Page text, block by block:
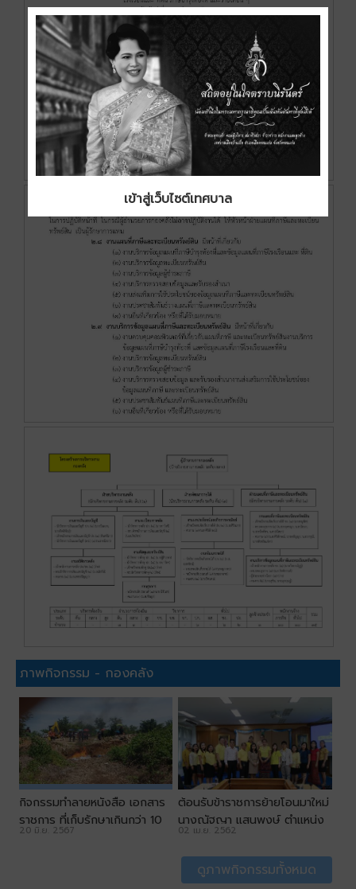
ภาพกิจกรรม - กองคลัง
กิจกรรมทำลายหนังสือ เอกสาร
ราชการ ที่เก็บรักษาเกินกว่า 10
ปี
20 มิ.ย. 2567
ต้อนรับข้าราชการย้ายโอนมาใหม่
นางณัฐญา แสนพงษ์ ตำแหน่ง
เจ้าพนักงานการเงินและบัญชี
ระดับปฏิบัติงาน
02 เม.ย. 2562
ดูภาพกิจกรรมทั้งหมด
เข้าสู่เว็บไซต์เทศบาล